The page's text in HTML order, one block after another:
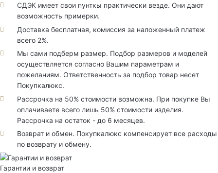
СДЭК имеет свои пунткы практически везде. Они дают
возможность примерки.
Доставка бесплатная, комиссия за наложенный платеж
всего 2%.
Мы сами подберм размер. Подбор размеров и моделей
осуществляется согласно Вашим параметрам и
пожеланиям. Ответственность за подбор товар несет
Покупкалюкс.
Рассрочка на 50% стоимости возможна. При покупке Вы
оплачиваете всего лишь 50% стоимости изделия.
Рассрочка на остаток - до 6 месяцев.
Возврат и обмен. Покупкалюкс компенсирует все расходы
по возврату и обмену.
Гарантии и возврат